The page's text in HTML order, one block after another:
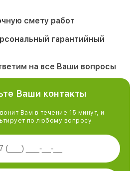
смету работ
гарантийный
на все Ваши вопросы
Ваши контакты
Вам в течение 15 минут, и
по любому вопросу